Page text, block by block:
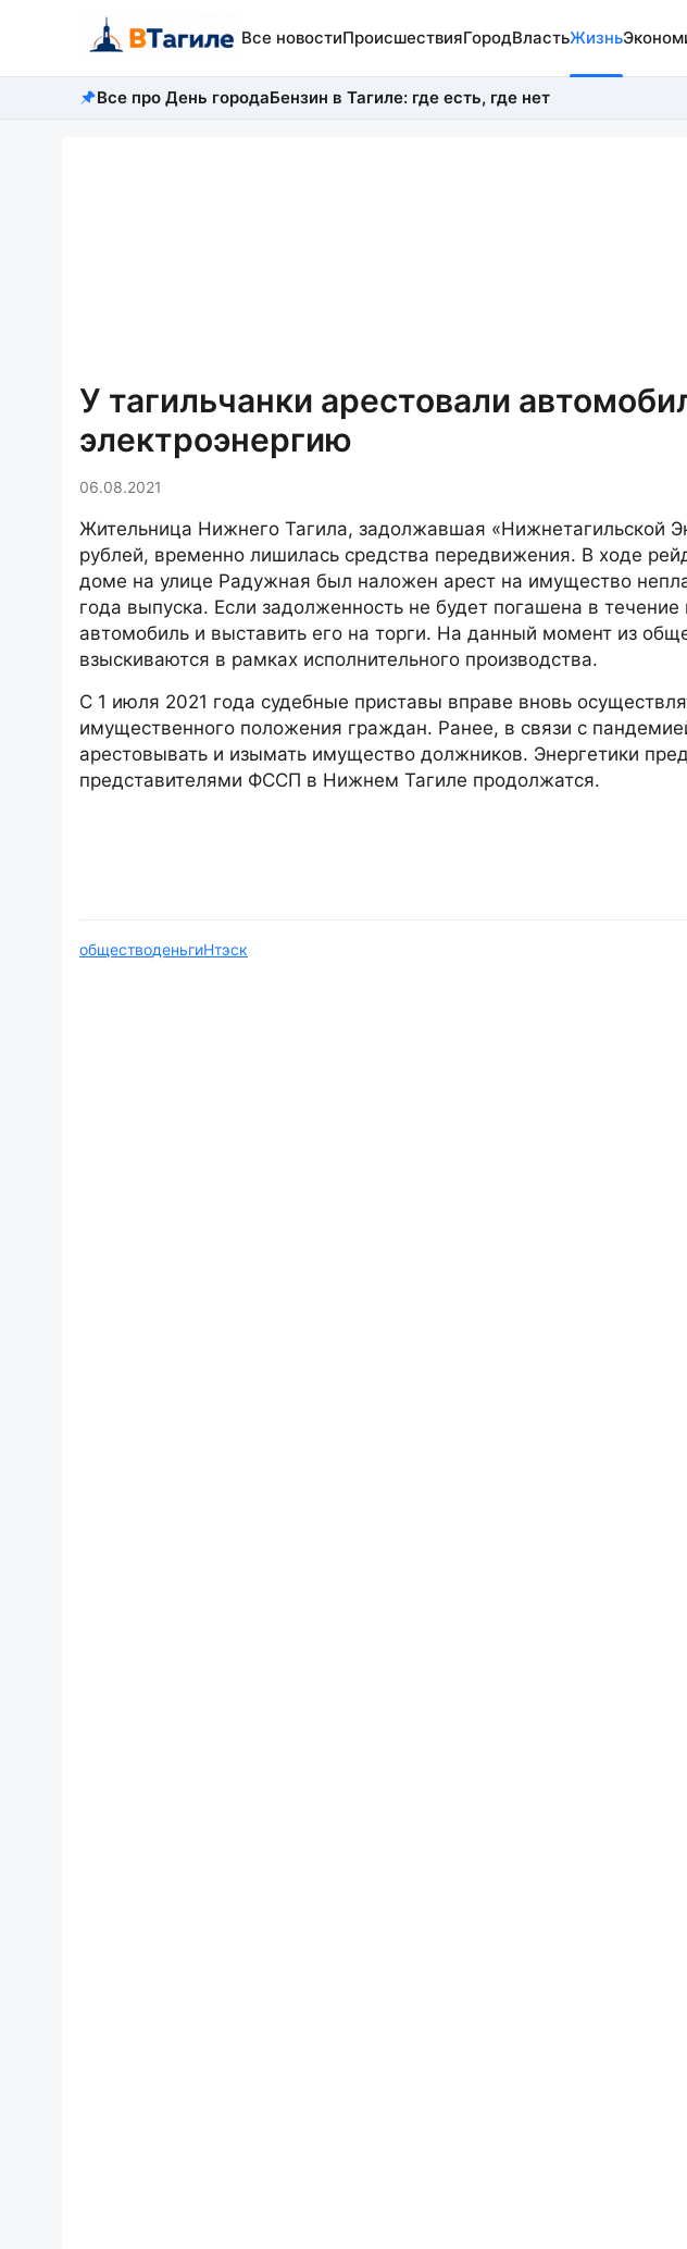
Все новостиПроисшествияГородВластьЖизнь
Все про День городаБензин в Тагиле: где есть, где нет
У тагильчанки арестовали
электроэнергию
06.08.2021
Жительница Нижнего Тагила, задолжавшая «Нижнетагильской
рублей, временно лишилась средства передвижения. В ходе
доме на улице Радужная был наложен арест на имущество
года выпуска. Если задолженность не будет погашена в
автомобиль и выставить его на торги. На данный момент из
взыскиваются в рамках исполнительного производства.
С 1 июля 2021 года судебные приставы вправе вновь
имущественного положения граждан. Ранее, в связи с
арестовывать и изымать имущество должников. Энергетики
представителями ФССП в Нижнем Тагиле продолжатся.
обществоденьгиНтэск